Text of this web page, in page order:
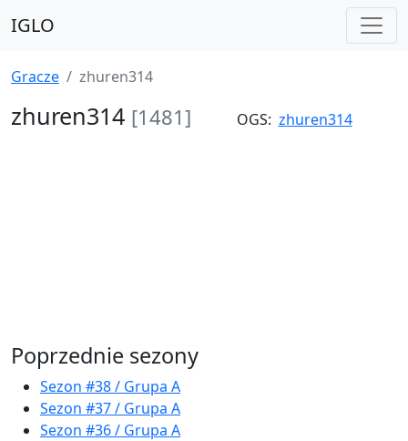
IGLO
Gracze zhuren314
zhuren314 [1481] OGS: zhuren314
Poprzednie sezony
Sezon #38 / Grupa A
Sezon #37 / Grupa A
Sezon #36 / Grupa A